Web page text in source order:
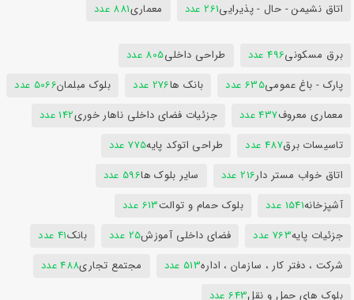
اتاق نشیمن - حال - پذیرایی261 عدد معماری881 عدد
برق مسکونی496 عدد طراحی داخلی805 عدد
پارک - باغ عمومی635 عدد بانک ها276 عدد بلوک مبلمان5066 عدد
معماری معروف437 عدد جزئیات فضای داخلی ناهار خوری142 عدد
تاسیسات برق487 عدد طراحی اتوکد پایه775 عدد
اتاق خواب مستر دار216 عدد سایر بلوک ها596 عدد
آشپزخانه1541 عدد بلوک حمام و توالت613 عدد
جزئیات پایه763 عدد فضای داخلی آموزش25 عدد بانک41 عدد
شرکت ، دفتر کار ، سازمان ، اداره513 عدد مجتمع تجاری488 عدد
بلوک های حمل و نقل643 عدد